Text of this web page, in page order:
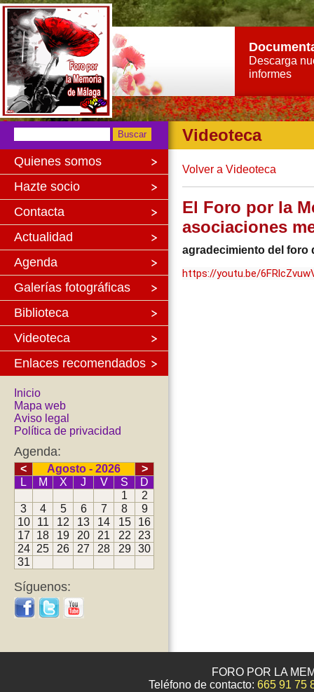
Descarga
informes
Quienes somos
Hazte socio
Contacta
Actualidad
Agenda
Galerías fotográficas
Biblioteca
Videoteca
Enlaces recomendados
Inicio
Mapa web
Aviso legal
Política de privacidad
Agenda:
< Agosto - 2026
>
L
M X J V S
D
1
2
3
4 5 6 7 8
9
10
11 12 13 14 15
16
17
18 19 20 21 22
23
24
25 26 27 28 29
30
31
Síguenos:
Videoteca
Volver a Videoteca
El Foro por la
asociaciones
agradecimiento del foro
https://youtu.be/
FORO POR LA
Teléfono de contacto: 665 91 75